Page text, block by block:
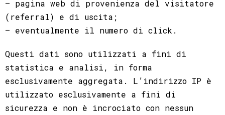
– pagina web di provenienza del visitatore
(referral) e di uscita;
– eventualmente il numero di click.
Questi dati sono utilizzati a fini di
statistica e analisi, in forma
esclusivamente aggregata. L’indirizzo IP è
utilizzato esclusivamente a fini di
sicurezza e non è incrociato con nessun